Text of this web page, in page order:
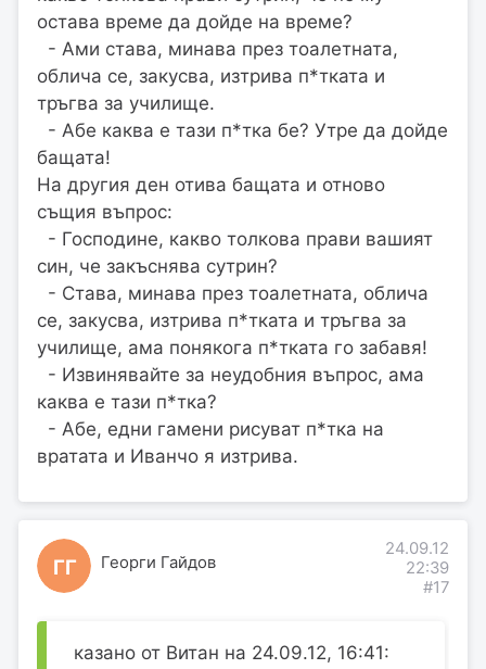
остава време да дойде на време?
- Ами става, минава през тоалетната,
облича се, закусва, изтрива п*тката и
тръгва за училище.
- Абе каква е тази п*тка бе? Утре да дойде
бащата!
На другия ден отива бащата и отново
същия въпрос:
- Господине, какво толкова прави вашият
син, че закъснява сутрин?
- Става, минава през тоалетната, облича
се, закусва, изтрива п*тката и тръгва за
училище, ама понякога п*тката го забавя!
- Извинявайте за неудобния въпрос, ама
каква е тази п*тка?
- Абе, едни гамени рисуват п*тка на
вратата и Иванчо я изтрива.
ГГ Георги Гайдов
24.09.12
22:39
#17
казано от Витан на 24.09.12, 16:41: